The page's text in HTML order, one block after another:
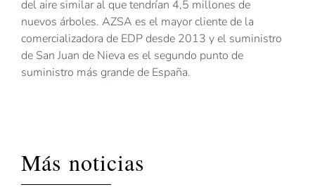
del aire similar al que tendrían 4,5 millones de
nuevos árboles. AZSA es el mayor cliente de la
comercializadora de EDP desde 2013 y el suministro
de San Juan de Nieva es el segundo punto de
suministro más grande de España.
Más noticias